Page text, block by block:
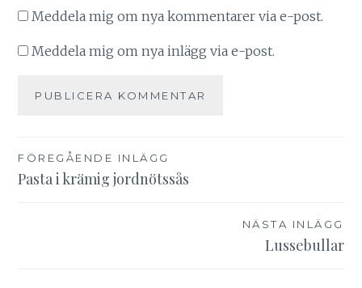
Meddela mig om nya kommentarer via e-post.
Meddela mig om nya inlägg via e-post.
Inläggsnavigering
FÖREGÅENDE INLÄGG
Pasta i krämig jordnötssås
NÄSTA INLÄGG
Lussebullar